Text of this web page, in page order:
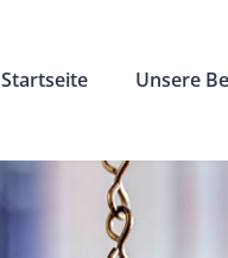
Startseite Unsere